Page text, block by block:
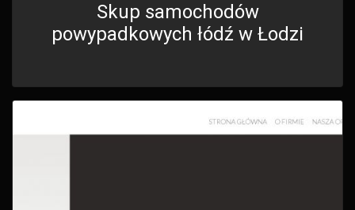
Skup samochodów
powypadkowych łódź w Łodzi